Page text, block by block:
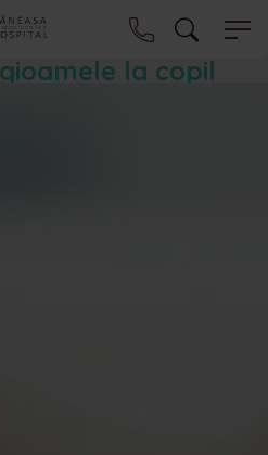
la copil